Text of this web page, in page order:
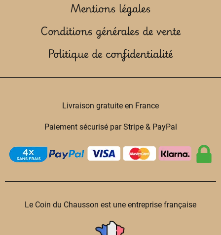
Mentions légales
Conditions générales de vente
Politique de confidentialité
Livraison gratuite en France
Paiement sécurisé par Stripe & PayPal
Le Coin du Chausson est une entreprise française